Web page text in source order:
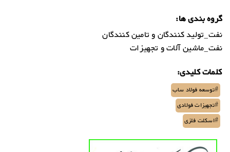
گروه بندی ها:
نفت_تولید کنندگان و تامین کنندگان
نفت_ماشین آلات و تجهیزات
کلمات کلیدی:
#توسعه فولاد ساب
#تجهیزات فولادی
#اسکلت فلزی